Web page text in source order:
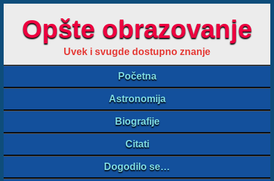
Opšte obrazovanje
Uvek i svugde dostupno znanje
Početna
Astronomija
Biografije
Citati
Dogodilo se…